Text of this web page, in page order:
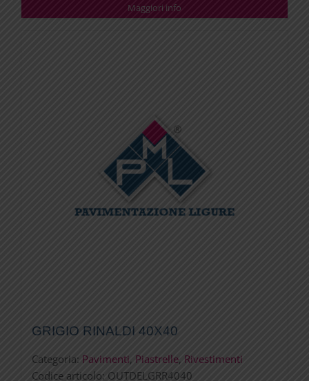
Maggiori info
GRIGIO RINALDI 40X40
Categoria: Pavimenti, Piastrelle, Rivestimenti
Codice articolo: OUTDELGRR4040